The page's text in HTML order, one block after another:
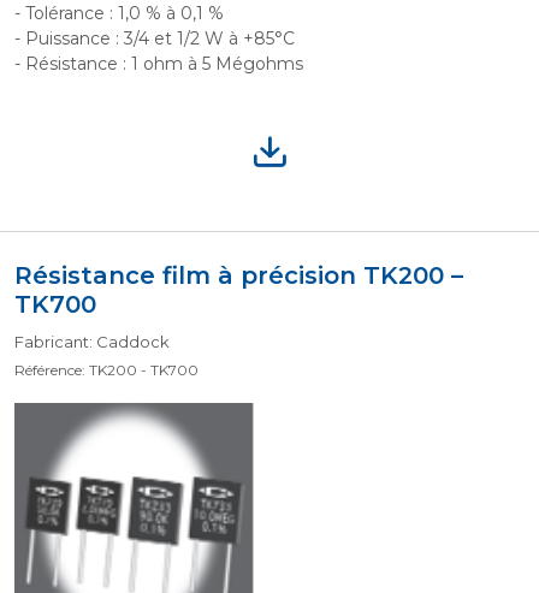
- Tolérance : 1,0 % à 0,1 %
- Puissance : 3/4 et 1/2 W à +85°C
- Résistance : 1 ohm à 5 Mégohms
Résistance film à précision TK200 –
TK700
Fabricant: Caddock
Référence: TK200 - TK700